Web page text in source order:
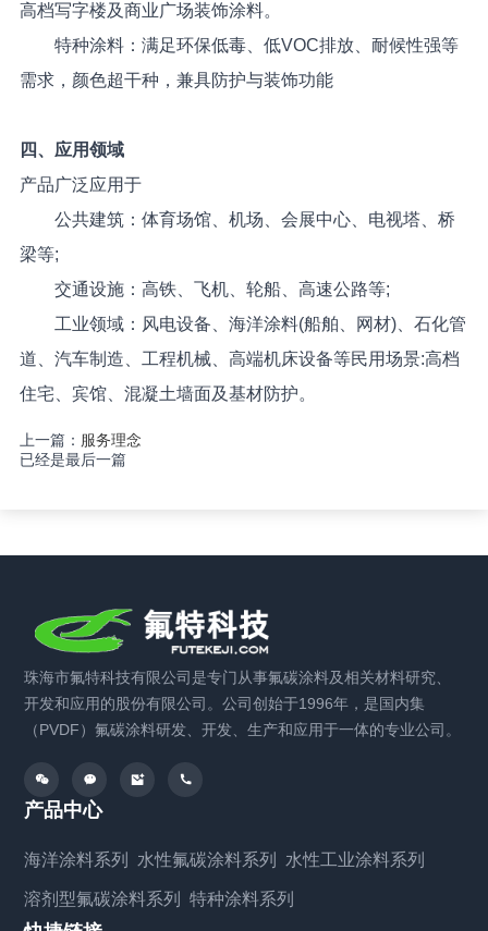
高档写字楼及商业广场装饰涂料。
特种涂料：满足环保低毒、低VOC排放、耐候性强等
需求，颜色超干种，兼具防护与装饰功能
四、应用领域
产品广泛应用于
公共建筑：体育场馆、机场、会展中心、电视塔、桥
梁等;
交通设施：高铁、飞机、轮船、高速公路等;
工业领域：风电设备、海洋涂料(船舶、网材)、石化管
道、汽车制造、工程机械、高端机床设备等民用场景:高档
住宅、宾馆、混凝土墙面及基材防护。
上一篇： 服务理念
已经是最后一篇
珠海市氟特科技有限公司是专门从事氟碳涂料及相关材料研究、
开发和应用的股份有限公司。公司创始于1996年，是国内集
（PVDF）氟碳涂料研发、开发、生产和应用于一体的专业公司。
产品中心
海洋涂料系列 水性氟碳涂料系列 水性工业涂料系列
溶剂型氟碳涂料系列 特种涂料系列